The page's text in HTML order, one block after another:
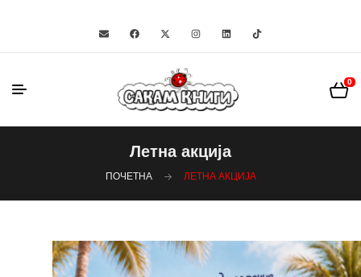
0
Летна акција
ПОЧЕТНА ЛЕТНА АКЦИЈА